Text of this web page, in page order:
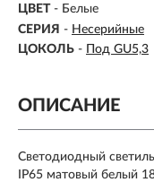
ЦВЕТ - Белые
СЕРИЯ - Несерийные
ЦОКОЛЬ - Под GU5,3
ОПИСАНИЕ
Светодиодный
IP65 матовый белый